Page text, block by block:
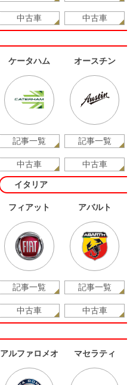
中古車 中古車
ケータハム
記事一覧
中古車
オースチン
記事一覧
中古車
イタリア
フィアット
記事一覧
中古車
アバルト
記事一覧
中古車
アルファロメオ マセラティ